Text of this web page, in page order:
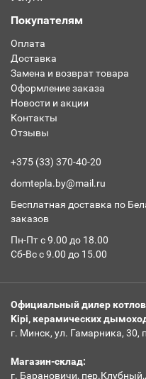
Покупателям
Оплата
Доставка
Замена и возврат товара
Оформление заказа
Новости и акции
Контакты
Отзывы
+375 (33) 370-40-20
domtepla.by@mail.ru
Бесплатная доставка по
заказов
Пн-Пт с 9.00 до 18.00
Сб-Вс с 9.00 до 15.00
Официальный дилер
Kipi, керамических
г. Минск, ул. Гамарника, 30,
Магазин-склад:
г. Барановичи,